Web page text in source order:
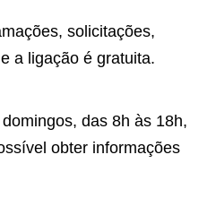
solicitações,
a ligação é gratuita.
das 8h às 18h,
obter informações